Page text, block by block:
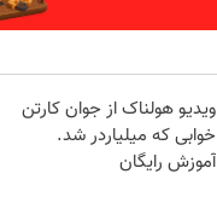
ویدیو هولناک از جوان کارتن
خوابی که میلیاردر شد.
آموزش رایگان